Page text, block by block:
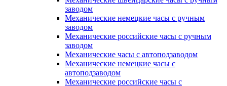
заводом
Механические немецкие часы с ручным
заводом
Механические российские часы с ручным
заводом
Механические часы с автоподзаводом
Механические немецкие часы с
автоподзаводом
Механические российские часы с